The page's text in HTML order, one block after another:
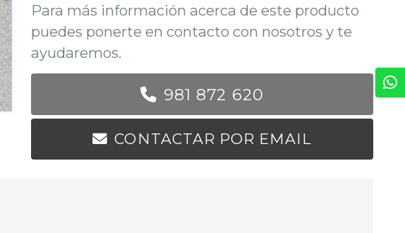
Para más información acerca de este producto
puedes ponerte en contacto con nosotros y te
ayudaremos.
981 872 620
CONTACTAR POR EMAIL